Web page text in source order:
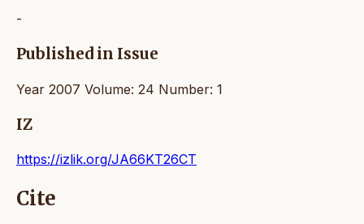
-
Published in Issue
Year 2007 Volume: 24 Number: 1
IZ
https://izlik.org/JA66KT26CT
Cite